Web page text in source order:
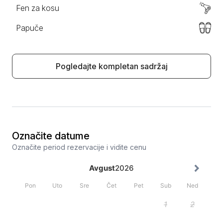
Fen za kosu
Papuče
Pogledajte kompletan sadržaj
Označite datume
Označite period rezervacije i vidite cenu